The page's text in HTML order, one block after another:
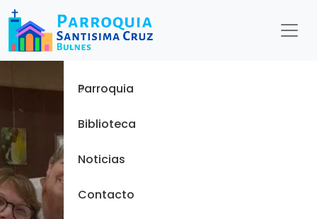
Menu
Inicio
Parroquia
Biblioteca
Noticias
Contacto